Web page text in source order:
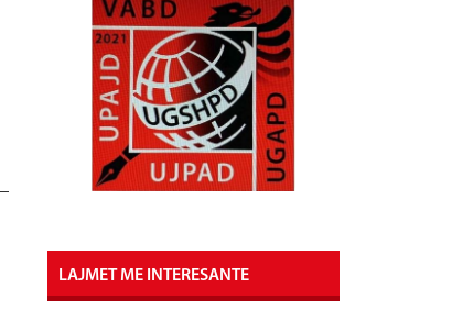
LAJMET ME INTERESANTE